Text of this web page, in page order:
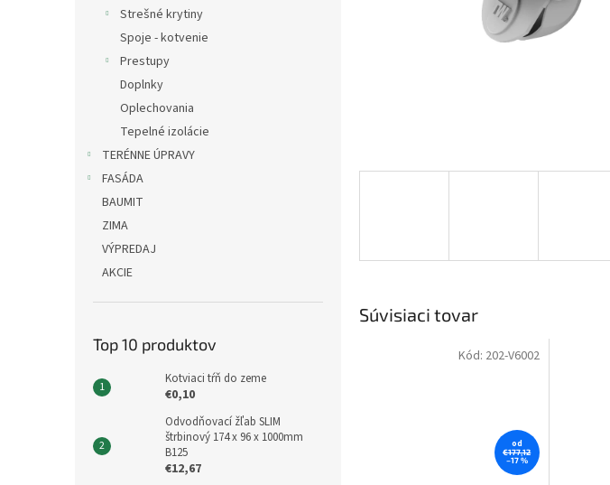
Strešné krytiny
Spoje - kotvenie
Prestupy
Doplnky
Oplechovania
Tepelné izolácie
TERÉNNE ÚPRAVY
FASÁDA
BAUMIT
ZIMA
VÝPREDAJ
AKCIE
Top 10 produktov
Kotviaci tŕň do zeme
€0,10
Odvodňovací žľab SLIM
štrbinový 174 x 96 x 1000mm
B125
€12,67
Súvisiaci tovar
od
€177,12
–17 %
Kód: 202-V6002